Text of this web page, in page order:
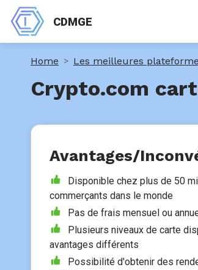
CDMGE
Home Les meilleures
Crypto.com
Avantages/
Disponible chez plus de 50
commerçants dans le monde
Pas de frais mensuel ou
Plusieurs niveaux de carte
avantages différents
Possibilité d'obtenir des